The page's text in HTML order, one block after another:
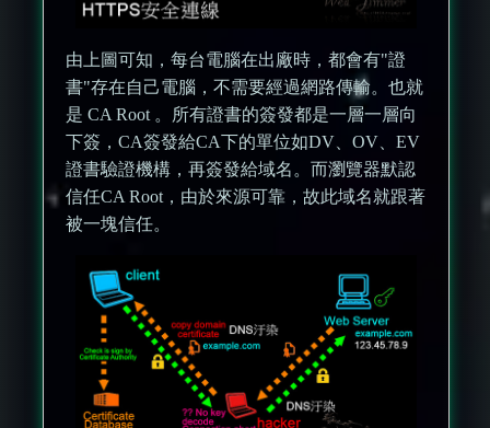
由上圖可知，每台電腦在出廠時，都會有"證
書"存在自己電腦，不需要經過網路傳輸。也就
是 CA Root 。所有證書的簽發都是一層一層向
下簽，CA簽發給CA下的單位如DV、OV、EV
證書驗證機構，再簽發給域名。而瀏覽器默認
信任CA Root，由於來源可靠，故此域名就跟著
被一塊信任。